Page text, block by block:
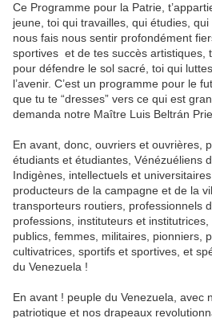
Ce Programme pour la Patrie,
jeune, toi qui travailles, qui étudies,
nous fais nous sentir profondément
sportives et de tes succès artistiques,
pour défendre le sol sacré, toi qui
l’avenir. C’est un programme pour le
que tu te “dresses” vers ce qui est
demanda notre Maître Luis Beltrán
En avant, donc, ouvriers et ouvrières,
étudiants et étudiantes, Vénézuéliens
Indigènes, intellectuels et
producteurs de la campagne et de la
transporteurs routiers, professionnels
professions, instituteurs et
publics, femmes, militaires, pionniers,
cultivatrices, sportifs et sportives, et
du Venezuela !
En avant ! peuple du Venezuela, avec
patriotique et nos drapeaux